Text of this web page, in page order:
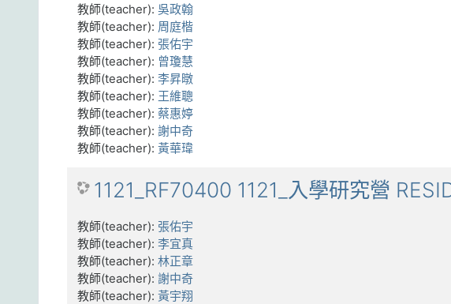
教師(teacher): 吳政翰
教師(teacher): 周庭楷
教師(teacher): 張佑宇
教師(teacher): 曾瓊慧
教師(teacher): 李昇暾
教師(teacher): 王維聰
教師(teacher): 蔡惠婷
教師(teacher): 謝中奇
教師(teacher): 黃華瑋
1121_RF70400 1121_入學研究營
教師(teacher): 張佑宇
教師(teacher): 李宜真
教師(teacher): 林正章
教師(teacher): 謝中奇
教師(teacher): 黃宇翔